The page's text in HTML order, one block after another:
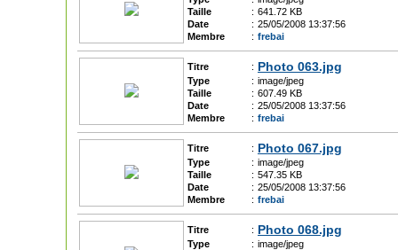
Taille
: 641.72 KB
Date
: 25/05/2008 13:37:56
Membre
: frebai
Titre : Photo 063.jpg
Type : image/jpeg
Taille
: 607.49 KB
Date
: 25/05/2008 13:37:56
Membre
: frebai
Titre : Photo 067.jpg
Type : image/jpeg
Taille
: 547.35 KB
Date
: 25/05/2008 13:37:56
Membre
: frebai
Titre : Photo 068.jpg
Type : image/jpeg